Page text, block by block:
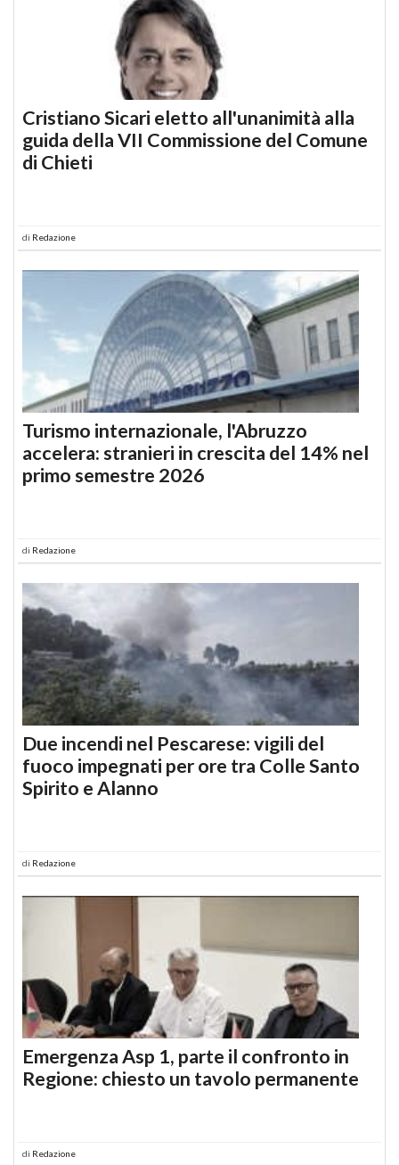
Cristiano Sicari eletto all'unanimità alla
guida della VII Commissione del Comune
di Chieti
di Redazione
Turismo internazionale, l'Abruzzo
accelera: stranieri in crescita del 14% nel
primo semestre 2026
di Redazione
Due incendi nel Pescarese: vigili del
fuoco impegnati per ore tra Colle Santo
Spirito e Alanno
di Redazione
Emergenza Asp 1, parte il confronto in
Regione: chiesto un tavolo permanente
di Redazione